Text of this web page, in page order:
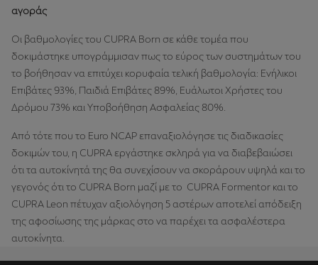
αγοράς
Οι βαθμολογίες του CUPRA Born σε κάθε τομέα που
δοκιμάστηκε υπογράμμισαν πως το εύρος των συστημάτων του
το βοήθησαν να επιτύχει κορυφαία τελική βαθμολογία: Ενήλικοι
Επιβάτες 93%, Παιδιά Επιβάτες 89%, Ευάλωτοι Χρήστες του
Δρόμου 73% και Υποβοήθηση Ασφαλείας 80%.
Από τότε που το Euro NCAP επαναξιολόγησε τις διαδικασίες
δοκιμών του, η CUPRA εργάστηκε σκληρά για να διαβεβαιώσει
ότι τα αυτοκίνητά της θα συνεχίσουν να σκοράρουν υψηλά και το
γεγονός ότι το CUPRA Born μαζί με το CUPRA Formentor και το
CUPRA Leon πέτυχαν αξιολόγηση 5 αστέρων αποτελεί απόδειξη
της αφοσίωσης της μάρκας στο να παρέχει τα ασφαλέστερα
αυτοκίνητα.